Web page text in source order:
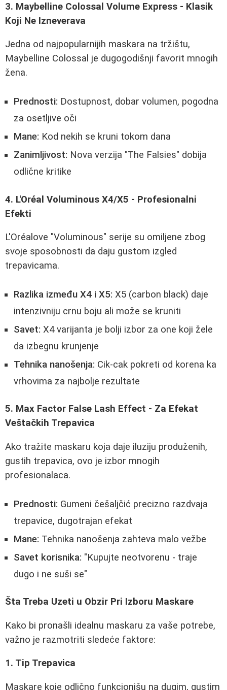
3. Maybelline Colossal Volume Express - Klasik
Koji Ne Izneverava
Jedna od najpopularnijih maskara na tržištu,
Maybelline Colossal je dugogodišnji favorit mnogih
žena.
Prednosti: Dostupnost, dobar volumen, pogodna
za osetljive oči
Mane: Kod nekih se kruni tokom dana
Zanimljivost: Nova verzija "The Falsies" dobija
odlične kritike
4. L'Oréal Voluminous X4/X5 - Profesionalni
Efekti
L'Oréalove "Voluminous" serije su omiljene zbog
svoje sposobnosti da daju gustom izgled
trepavicama.
Razlika između X4 i X5: X5 (carbon black) daje
intenzivniju crnu boju ali može se kruniti
Savet: X4 varijanta je bolji izbor za one koji žele
da izbegnu krunjenje
Tehnika nanošenja: Cik-cak pokreti od korena ka
vrhovima za najbolje rezultate
5. Max Factor False Lash Effect - Za Efekat
Veštačkih Trepavica
Ako tražite maskaru koja daje iluziju produženih,
gustih trepavica, ovo je izbor mnogih
profesionalaca.
Prednosti: Gumeni češaljčić precizno razdvaja
trepavice, dugotrajan efekat
Mane: Tehnika nanošenja zahteva malo vežbe
Savet korisnika: "Kupujte neotvorenu - traje
dugo i ne suši se"
Šta Treba Uzeti u Obzir Pri Izboru Maskare
Kako bi pronašli idealnu maskaru za vaše potrebe,
važno je razmotriti sledeće faktore:
1. Tip Trepavica
Maskare koje odlično funkcionišu na dugim, gustim